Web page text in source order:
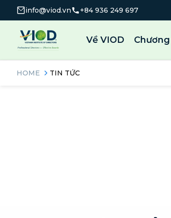
info@viod.vn +84 936 249 697
Về VIOD
HOME TIN TỨC